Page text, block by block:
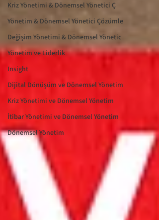
Kriz Yönetimi & Dönemsel Yönetici Ç
Yönetim & Dönemsel Yönetici Çözümle
Değişim Yönetimi & Dönemsel Yönetic
Yönetim ve Liderlik
Insight
Dijital Dönüşüm ve Dönemsel Yönetim
Kriz Yönetimi ve Dönemsel Yönetim
İtibar Yönetimi ve Dönemsel Yönetim
Dönemsel Yönetim